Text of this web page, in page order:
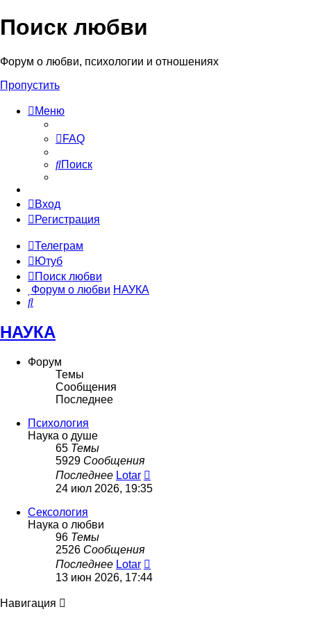
Поиск любви
Форум о любви, психологии и отношениях
Пропустить
Меню
FAQ
Поиск
Вход
Регистрация
Телеграм
Ютуб
Поиск любви
Форум о любви НАУКА
Поиск
НАУКА
Форум
Темы
Сообщения
Последнее
Психология
Наука о душе
65 Темы
5929 Сообщения
Последнее Lotar
к
24 июл 2026, 19:35
Сексология
Наука о любви
96 Темы
2526 Сообщения
Последнее Lotar
к
13 июн 2026, 17:44
Навигация